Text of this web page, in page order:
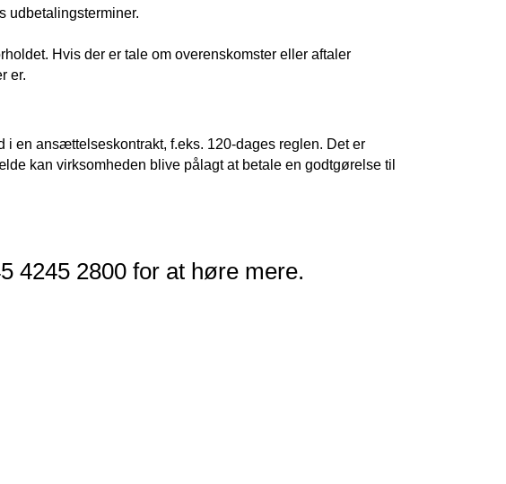
udbetalingsterminer.
Hvis der er tale om overenskomster eller aftaler
er.
en ansættelseskontrakt, f.eks. 120-dages reglen. Det er
kan virksomheden blive pålagt at betale en godtgørelse til
4245 2800 for at høre mere.